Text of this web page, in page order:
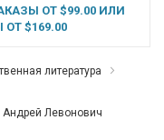
ОТ $99.00 ИЛИ
$169.00
литература
Андрей Левонович